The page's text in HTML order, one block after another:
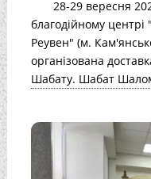
28-29 вересня
благодійному
Реувен" (м.
організована
Шабату. Шабат